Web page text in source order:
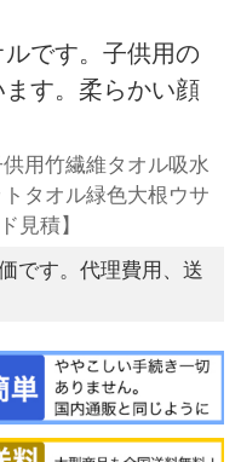
です。子供用の
す。柔らかい顔
用竹繊維タオル吸水
タオル緑色大根ウサ
見積】
です。代理費用、送